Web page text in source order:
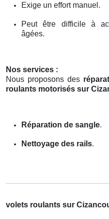
Exige un effort manuel.
Peut être difficile à
âgées.
Nos services :
Nous proposons des
roulants motorisés sur
Réparation de sangle.
Nettoyage des rails.
volets roulants sur